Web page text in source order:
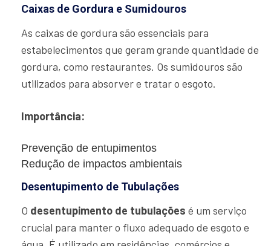
Caixas de Gordura e Sumidouros
As caixas de gordura são essenciais para
estabelecimentos que geram grande quantidade de
gordura, como restaurantes. Os sumidouros são
utilizados para absorver e tratar o esgoto.
Importância:
Prevenção de entupimentos
Redução de impactos ambientais
Desentupimento de Tubulações
O desentupimento de tubulações é um serviço
crucial para manter o fluxo adequado de esgoto e